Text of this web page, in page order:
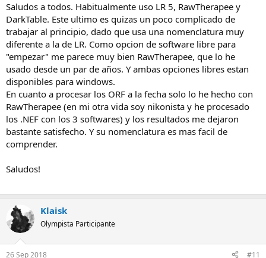
Saludos a todos. Habitualmente uso LR 5, RawTherapee y
DarkTable. Este ultimo es quizas un poco complicado de
trabajar al principio, dado que usa una nomenclatura muy
diferente a la de LR. Como opcion de software libre para
"empezar" me parece muy bien RawTherapee, que lo he
usado desde un par de años. Y ambas opciones libres estan
disponibles para windows.
En cuanto a procesar los ORF a la fecha solo lo he hecho con
RawTherapee (en mi otra vida soy nikonista y he procesado
los .NEF con los 3 softwares) y los resultados me dejaron
bastante satisfecho. Y su nomenclatura es mas facil de
comprender.
Saludos!
Klaisk
Olympista Participante
26 Sep 2018 #11